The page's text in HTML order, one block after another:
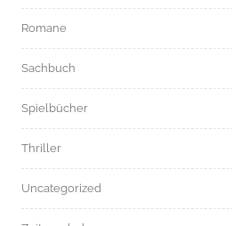
Romane
Sachbuch
Spielbücher
Thriller
Uncategorized